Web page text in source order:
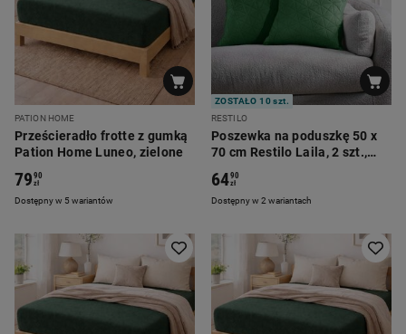
PATION HOME
Prześcieradło frotte z gumką
Pation Home Luneo, zielone
Dostępny w 5 wariantów
7990
zł
ZOSTAŁO 10 szt.
RESTILO
Poszewka na poduszkę 50 x
70 cm Restilo Laila, 2 szt.,
Dostępny w 2 wariantach
6490
zł